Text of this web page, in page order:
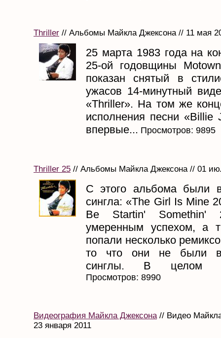
Thriller // Альбомы Майкла Джексона // 11 мая
25 марта 1983 года на
25-ой годовщины
показан снятый в
ужасов 14-минутный
«Thriller». На том же
исполнения песни «Billie
впервые... Просмотров: 9895
Thriller 25 // Альбомы Майкла Джексона // 01
С этого альбома были
сингла: «The Girl Is Mine
Be Startin'
умеренным успехом, а
попали несколько
то что они не были
синглы. В целом
Просмотров: 8990
Видеография Майкла Джексона// Видео
23 января 2011